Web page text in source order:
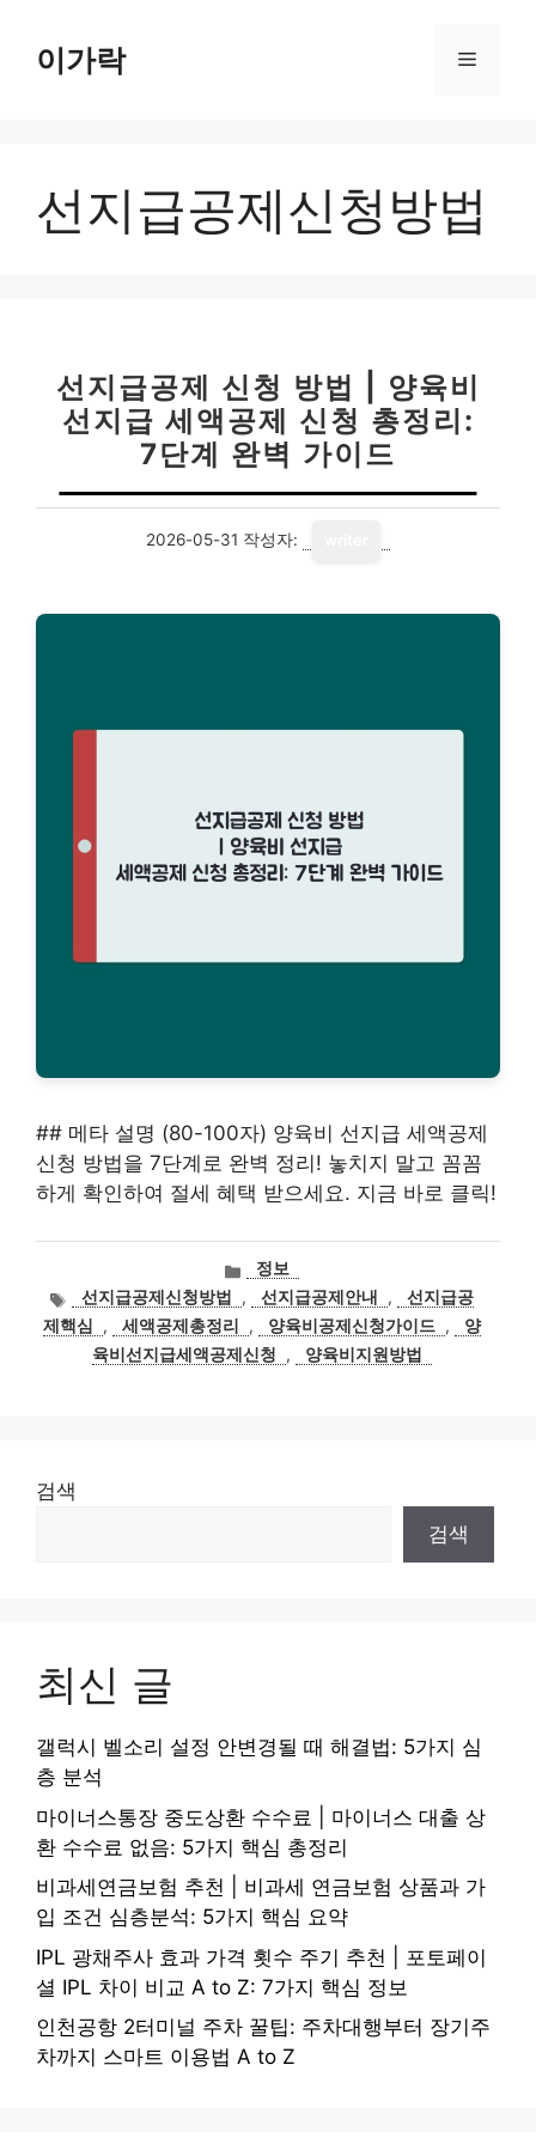
이가락 메
선지급공제신청방법
선지급공제 신청 방법 | 양육비
선지급 세액공제 신청 총정리:
7단계 완벽 가이드
2026-05-31 작성자:
## 메타 설명 (80-100자) 양육비 선지급 세액공제
신청 방법을 7단계로 완벽 정리! 놓치지 말고 꼼꼼
하게 확인하여 절세 혜택 받으세요. 지금 바로 클릭!
카
고
리
정보
태
그
선지급공제신청방법 , 선지급공제안내 ,
선지급공
제핵심
, 세액공제총정리 , 양육비공제신청가이드 ,
양
육비선지급세액공제신청
, 양육비지원방법
검색
검색
최신 글
갤럭시 벨소리 설정 안변경될 때 해결법: 5가지 심
층 분석
마이너스통장 중도상환 수수료 | 마이너스 대출 상
환 수수료 없음: 5가지 핵심 총정리
비과세연금보험 추천 | 비과세 연금보험 상품과 가
입 조건 심층분석: 5가지 핵심 요약
IPL 광채주사 효과 가격 횟수 주기 추천 | 포토페이
셜 IPL 차이 비교 A to Z: 7가지 핵심 정보
인천공항 2터미널 주차 꿀팁: 주차대행부터 장기주
차까지 스마트 이용법 A to Z